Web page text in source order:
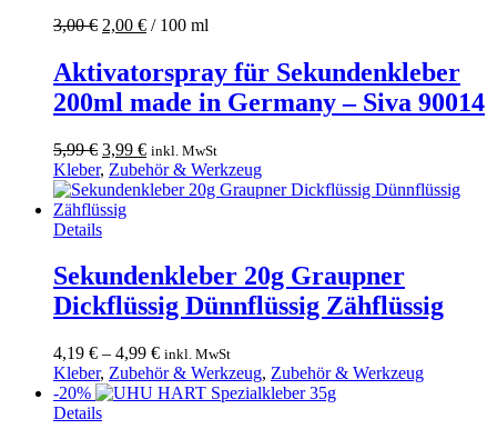
3,00€ 2,00 € / 100 ml
Aktivatorspray für Sekundenkleber
200ml made in Germany – Siva 90014
5,99€ Ursprünglicher
Preis
war:
5,99 €
3,99 €Aktueller
Preis
ist:
inkl. MwSt
Kleber, Zubehör & Werkzeug
DetailsDieses
weist
mehrere
Varianten
Die
Optionen
können
auf
Sekundenkleber 20g Graupner
Dickflüssig Dünnflüssig Zähflüssig
4,19 € – 4,99 € inkl. MwSt
Kleber, Zubehör & Werkzeug, Zubehör & Werkzeug
-20%
Details